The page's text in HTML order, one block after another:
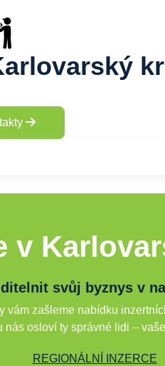
v
svůj byznys v
vám zašleme nabídku
nás osloví ty správné lidi –
REGIONÁLNÍ INZERCE